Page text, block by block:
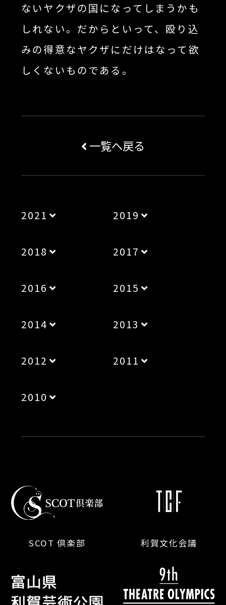
ないヤクザの国になってしまうかも
しれない。だからといって、殴り込
みの得意なヤクザにだけはなって欲
しくないものである。
一覧へ戻る
2021 2019
2018 2017
2016 2015
2014 2013
2012 2011
2010
SCOT 倶楽部 利賀文化会議